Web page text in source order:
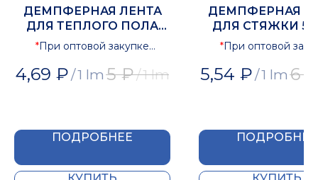
ДЕМПФЕРНАЯ ЛЕНТА
ДЛЯ ТЕПЛОГО ПОЛА
4ММ Х 100ММ IZOMIR
*При оптовой закупке
4,69 ₽/1 lm5 ₽/1 lm
ПОДРОБНЕЕ
ДЕМПФЕРНАЯ
ДЛЯ СТЯЖКИ
100ММ
*При оптовой
5,54 ₽/1 lm 6
ПОДРОБНЕЕ